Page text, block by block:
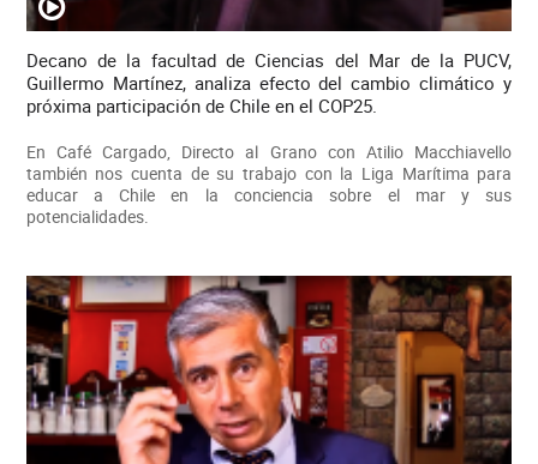
Decano de la facultad de Ciencias del Mar de la PUCV,
Guillermo Martínez, analiza efecto del cambio climático y
próxima participación de Chile en el COP25.
En Café Cargado, Directo al Grano con Atilio Macchiavello
también nos cuenta de su trabajo con la Liga Marítima para
educar a Chile en la conciencia sobre el mar y sus
potencialidades.